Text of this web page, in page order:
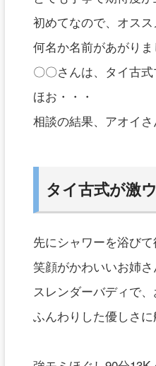
初めてなので、オス
何名か名前があがりま
〇〇さんは、タイ古
ほお・・・
相談の結果、アオイさ
タイ古式が激
先にシャワーを浴びて
笑顔がかわいいお姉さ
スレンダーバディで、
ふんわりした優しさ